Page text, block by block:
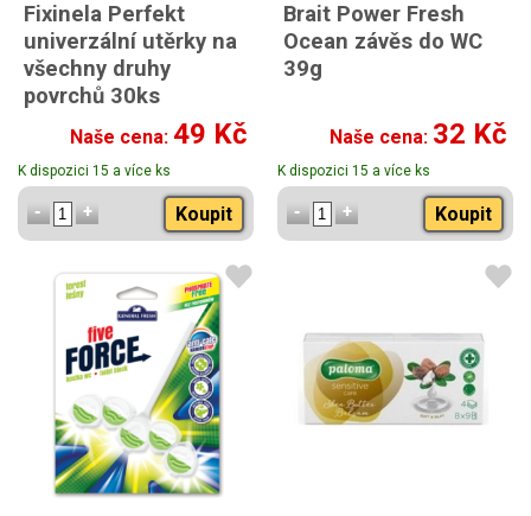
Fixinela Perfekt
univerzální utěrky na
všechny druhy
povrchů 30ks
Naše cena: 49 Kč
K dispozici 15 a více ks
Koupit
Brait Power Fresh
Ocean závěs do WC
39g
Naše cena: 32 Kč
K dispozici 15 a více ks
Koupit